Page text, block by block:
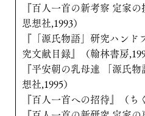
『百人一首の新考察 定家
思想社,1993）
『「源氏物語」研究ハン
究文献目録』（翰林書房
『平安朝の乳母達 「源氏
想社,1995）
『百人一首への招待』（ち